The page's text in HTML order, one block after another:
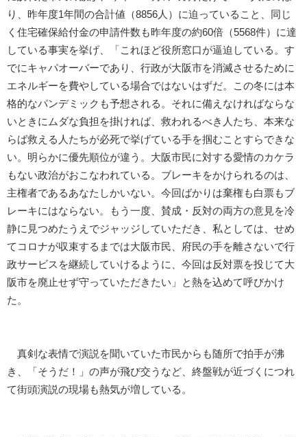
り、昨年度1年間の合計値（8856人）に迫っていること、同じ
く住宅確保給付金の申請件数も昨年度の約60倍（5568件）に達
している事実を挙げ、「これほど役所窓口が逼迫している。す
でにキャパオーバーであり、行政が大阪市を消滅させるために
エネルギーを費やしている場合ではないはずだ。この冬には本
格的なパンデミックも予想される。それに備えなければならな
いときにムダな負担を掛ければ、救われるべき人たち、本来な
らば救える人たちが必死で挙げている手を掴むことすらできな
い。明らかに優先順位が違う。大阪市民に対する愛情のカケラ
もない政治がおこなわれている。ブレーキをかけられるのは、
主権者であるあなたしかいない。今回ばかりは棄権も白票もブ
レーキにはならない。もう一度、賛成・反対の両方の意見を冷
静に見つめたうえでジャッジしていただき、私としては、せめ
てコロナが収束するまでは大阪市民、府民の手を離さないで行
政サービスを継続していけるように、今回は反対票を投じて大
阪市を廃止せず守っていただきたい」と熱を込めて呼びかけ
た。
真剣な表情で演説を聞いていた市民からも随所で拍手が沸
き、「そうだ！」の声が飛び交うなど、終盤戦が近づくにつれ
て街頭演説の現場も熱気が増している。